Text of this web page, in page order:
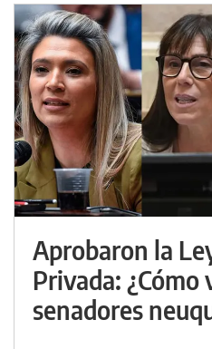
Aprobaron la
Privada:
senadores